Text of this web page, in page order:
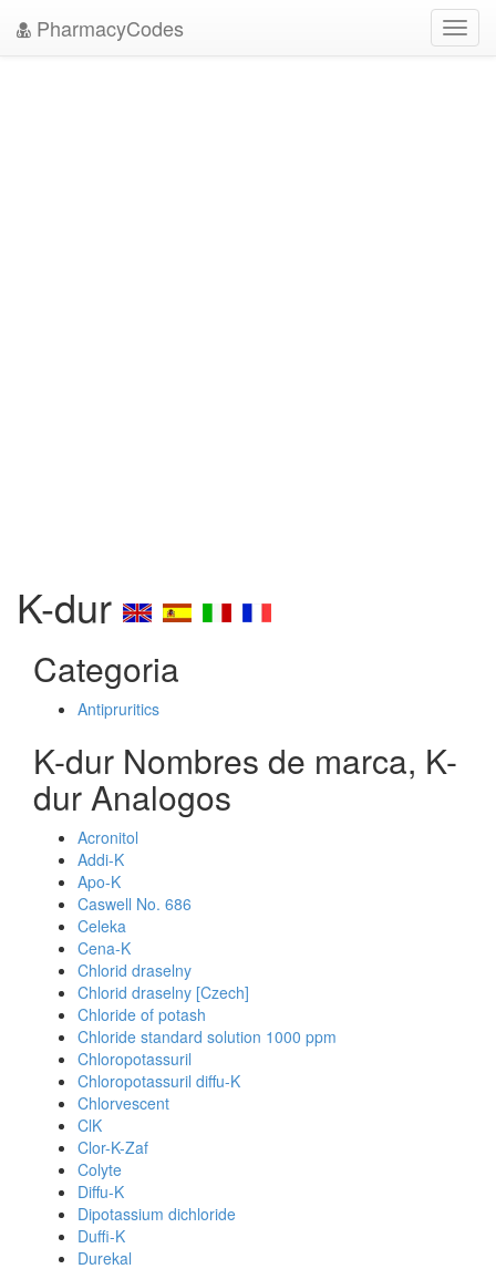
PharmacyCodes
K-dur
Categoria
Antipruritics
K-dur Nombres de marca, K-
dur Analogos
Acronitol
Addi-K
Apo-K
Caswell No. 686
Celeka
Cena-K
Chlorid draselny
Chlorid draselny [Czech]
Chloride of potash
Chloride standard solution 1000 ppm
Chloropotassuril
Chloropotassuril diffu-K
Chlorvescent
ClK
Clor-K-Zaf
Colyte
Diffu-K
Dipotassium dichloride
Duffi-K
Durekal